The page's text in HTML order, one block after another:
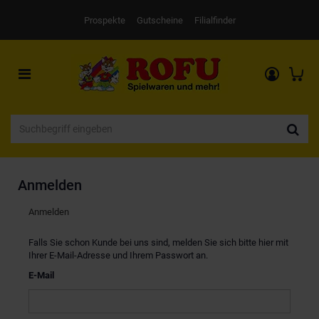
Prospekte Gutscheine Filialfinder
Toggle
navigation
Anmelden
Anmelden
Falls Sie schon Kunde bei uns sind, melden Sie sich bitte hier mit
Ihrer E-Mail-Adresse und Ihrem Passwort an.
E-Mail